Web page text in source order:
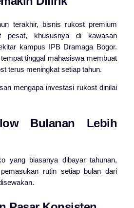
terakhir, bisnis rukost premium
pesat, khususnya di kawasan
kampus IPB Dramaga Bogor.
tinggal mahasiswa membuat
terus meningkat setiap tahun.
mengapa investasi rukost dinilai
Bulanan Lebih
yang biasanya dibayar tahunan,
rutin setiap bulan dari